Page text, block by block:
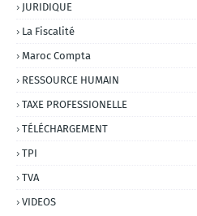
JURIDIQUE
La Fiscalité
Maroc Compta
RESSOURCE HUMAIN
TAXE PROFESSIONELLE
TÉLÉCHARGEMENT
TPI
TVA
VIDEOS